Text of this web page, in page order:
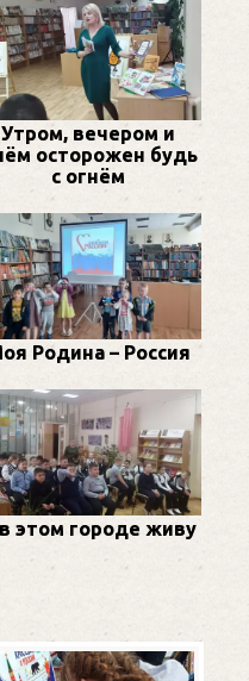
Утром, вечером и
осторожен будь
с огнём
Родина – Россия
этом городе живу